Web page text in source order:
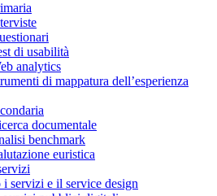
di usabilità
analytics
di mappatura dell’esperienza
documentale
benchmark
euristica
i servizi e il service design